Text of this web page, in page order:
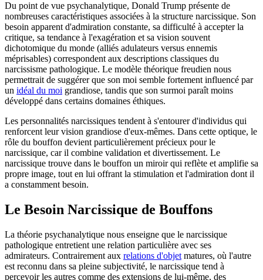
Du point de vue psychanalytique, Donald Trump présente de
nombreuses caractéristiques associées à la structure narcissique. Son
besoin apparent d'admiration constante, sa difficulté à accepter la
critique, sa tendance à l'exagération et sa vision souvent
dichotomique du monde (alliés adulateurs versus ennemis
méprisables) correspondent aux descriptions classiques du
narcissisme pathologique. Le modèle théorique freudien nous
permettrait de suggérer que son moi semble fortement influencé par
un idéal du moi grandiose, tandis que son surmoi paraît moins
développé dans certains domaines éthiques.
Les personnalités narcissiques tendent à s'entourer d'individus qui
renforcent leur vision grandiose d'eux-mêmes. Dans cette optique, le
rôle du bouffon devient particulièrement précieux pour le
narcissique, car il combine validation et divertissement. Le
narcissique trouve dans le bouffon un miroir qui reflète et amplifie sa
propre image, tout en lui offrant la stimulation et l'admiration dont il
a constamment besoin.
Le Besoin Narcissique de Bouffons
La théorie psychanalytique nous enseigne que le narcissique
pathologique entretient une relation particulière avec ses
admirateurs. Contrairement aux relations d'objet matures, où l'autre
est reconnu dans sa pleine subjectivité, le narcissique tend à
percevoir les autres comme des extensions de lui-même, des